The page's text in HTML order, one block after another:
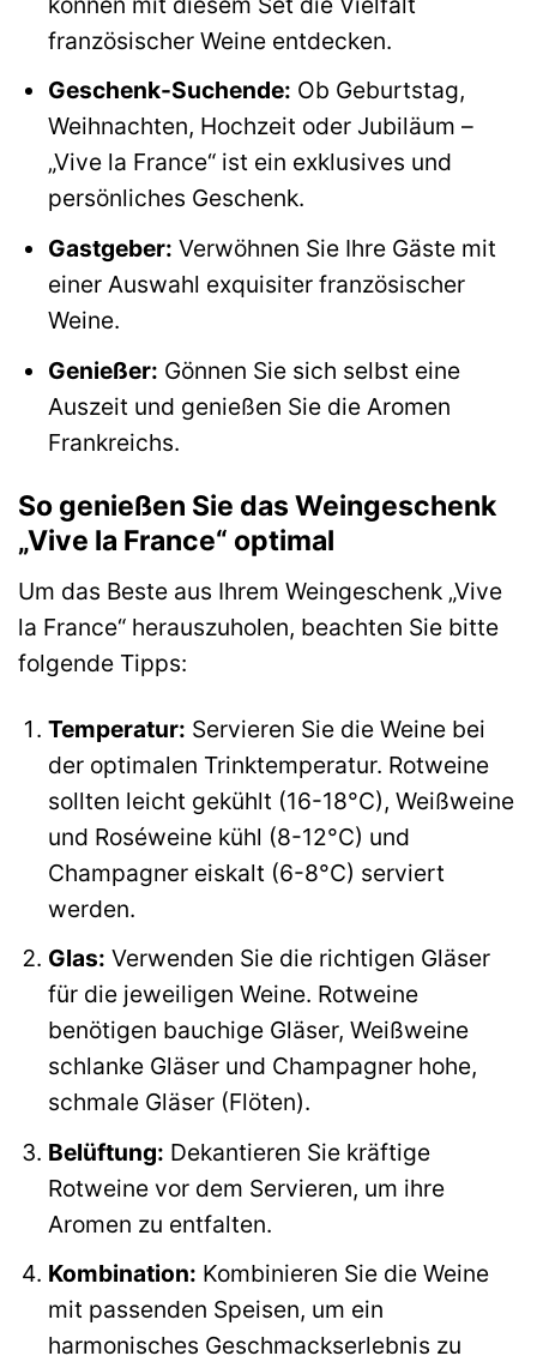
französischer Weine entdecken.
Geschenk-Suchende: Ob Geburtstag,
Weihnachten, Hochzeit oder Jubiläum –
„Vive la France“ ist ein exklusives und
persönliches Geschenk.
Gastgeber: Verwöhnen Sie Ihre Gäste mit
einer Auswahl exquisiter französischer
Weine.
Genießer: Gönnen Sie sich selbst eine
Auszeit und genießen Sie die Aromen
Frankreichs.
So genießen Sie das Weingeschenk
„Vive la France“ optimal
Um das Beste aus Ihrem Weingeschenk „Vive
la France“ herauszuholen, beachten Sie bitte
folgende Tipps:
Temperatur: Servieren Sie die Weine bei
der optimalen Trinktemperatur. Rotweine
sollten leicht gekühlt (16-18°C), Weißweine
und Roséweine kühl (8-12°C) und
Champagner eiskalt (6-8°C) serviert
werden.
Glas: Verwenden Sie die richtigen Gläser
für die jeweiligen Weine. Rotweine
benötigen bauchige Gläser, Weißweine
schlanke Gläser und Champagner hohe,
schmale Gläser (Flöten).
Belüftung: Dekantieren Sie kräftige
Rotweine vor dem Servieren, um ihre
Aromen zu entfalten.
Kombination: Kombinieren Sie die Weine
mit passenden Speisen, um ein
harmonisches Geschmackserlebnis zu